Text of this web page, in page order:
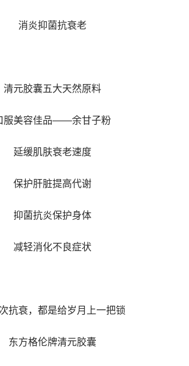
消炎抑菌抗衰老
清元胶囊五大天然原料
服美容佳品——余甘子粉
延缓肌肤衰老速度
保护肝脏提高代谢
抑菌抗炎保护身体
减轻消化不良症状
抗衰，都是给岁月上一把锁
东方格伦牌清元胶囊